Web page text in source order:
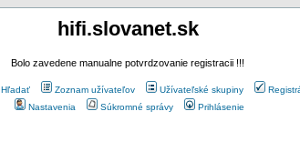
hifi.slovanet.sk
Bolo zavedene manualne potvrdzovanie registracii !!!
Hľadať Zoznam užívateľov Užívateľské skupiny
Nastavenia
Súkromné správy Prihlásenie